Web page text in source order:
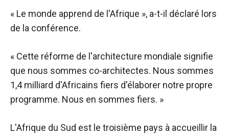
« Le monde apprend de l'Afrique », a-t-il déclaré lors
de la conférence.
« Cette réforme de l'architecture mondiale signifie
que nous sommes co-architectes. Nous sommes
1,4 milliard d'Africains fiers d'élaborer notre propre
programme. Nous en sommes fiers. »
L'Afrique du Sud est le troisième pays à accueillir la